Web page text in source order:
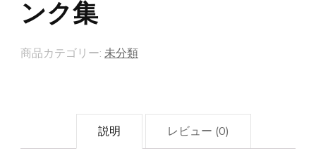
ンク集
商品カテゴリー: 未分類
説明 レビュー (0)